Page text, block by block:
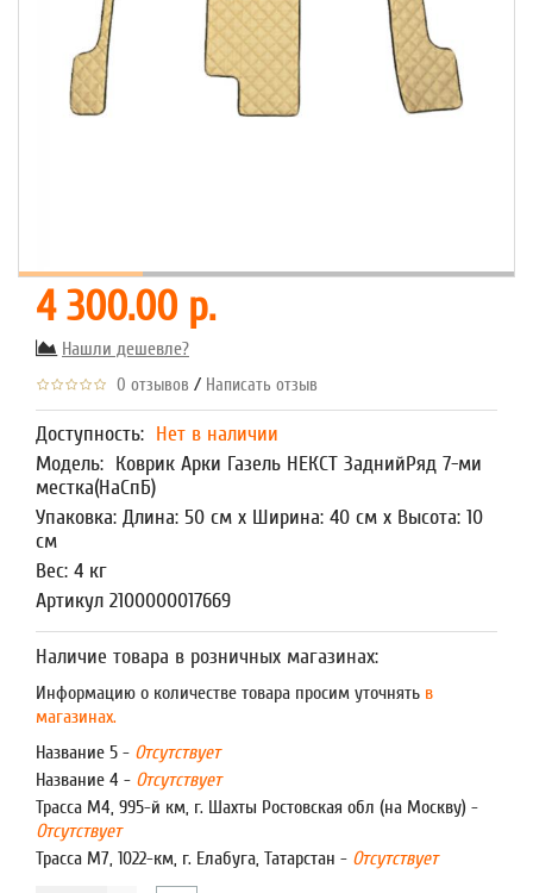
4 300.00 р.
Нашли дешевле?
0 отзывов / Написать отзыв
Доступность: Нет в наличии
Модель: Коврик Арки Газель НЕКСТ ЗаднийРяд 7-ми
местка(НаСпБ)
Упаковка: Длина: 50 см x Ширина: 40 см x Высота: 10
см
Вес: 4 кг
Артикул 2100000017669
Наличие товара в розничных магазинах:
Информацию о количестве товара просим уточнять в
магазинах.
Название 5 - Отсутствует
Название 4 - Отсутствует
Трасса М4, 995-й км, г. Шахты Ростовская обл (на Москву) -
Отсутствует
Трасса М7, 1022-км, г. Елабуга, Татарстан - Отсутствует